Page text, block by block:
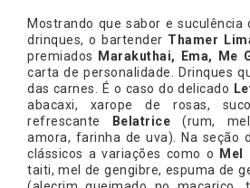
Mostrando que sabor e suculência
drinques, o bartender Thamer
premiados
Marakuthai, Ema, Me
carta de personalidade. Drinques
das carnes. É o caso do delicado
abacaxi, xarope de rosas,
refrescante
Belatrice (rum,
amora, farinha de uva). Na seção
clássicos a variações como o
Mel
taiti, mel de gengibre, espuma de